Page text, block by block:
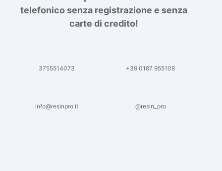
telefonico senza registrazione e senza
carte di credito!
3755514073 +39 0187 955108
info@resinpro.it @resin_pro